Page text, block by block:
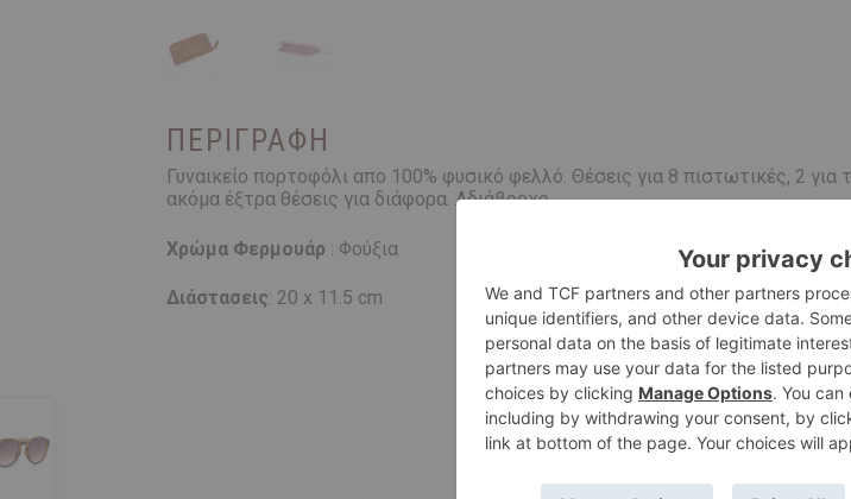
ΠΕΡΙΓΡΑΦΉ
Γυναικείο πορτοφόλι απο 100% φυσικό φελλό. Θέσεις για 8 πιστωτικές, 2
ακόμα έξτρα θέσεις για διάφορα. Αδιάβροχο.
Χρώμα Φερμουάρ : Φούξια
Διάστασεις: 20 x 11.5 cm